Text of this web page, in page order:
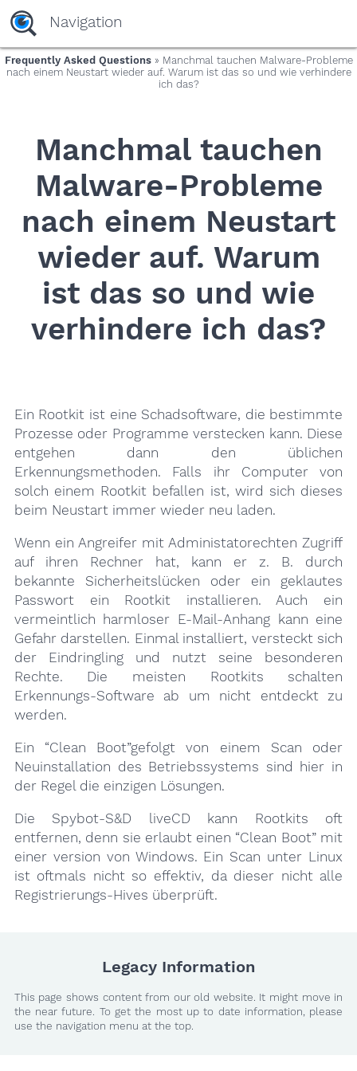
yaaaeag20
Navigation
Frequently Asked Questions» Manchmal tauchen Malware-Probleme
nach einem Neustart wieder auf. Warum ist das so und wie verhindere
ich das?
Manchmal tauchen
Malware-Probleme
nach einem Neustart
wieder auf. Warum
ist das so und wie
verhindere ich das?
Ein Rootkit ist eine Schadsoftware, die bestimmte
Prozesse oder Programme verstecken kann. Diese
entgehen dann den üblichen
Erkennungsmethoden. Falls ihr Computer von
solch einem Rootkit befallen ist, wird sich dieses
beim Neustart immer wieder neu laden.
Wenn ein Angreifer mit Administatorechten Zugriff
auf ihren Rechner hat, kann er z. B. durch
bekannte Sicherheitslücken oder ein geklautes
Passwort ein Rootkit installieren. Auch ein
vermeintlich harmloser E-Mail-Anhang kann eine
Gefahr darstellen. Einmal installiert, versteckt sich
der Eindringling und nutzt seine besonderen
Rechte. Die meisten Rootkits schalten
Erkennungs-Software ab um nicht entdeckt zu
werden.
Ein “Clean Boot”gefolgt von einem Scan oder
Neuinstallation des Betriebssystems sind hier in
der Regel die einzigen Lösungen.
Die Spybot-S&D liveCD kann Rootkits oft
entfernen, denn sie erlaubt einen “Clean Boot” mit
einer version von Windows. Ein Scan unter Linux
ist oftmals nicht so effektiv, da dieser nicht alle
Registrierungs-Hives überprüft.
Legacy Information
This page shows content from our old website. It might move in
the near future. To get the most up to date information, please
use the navigation menu at the top.